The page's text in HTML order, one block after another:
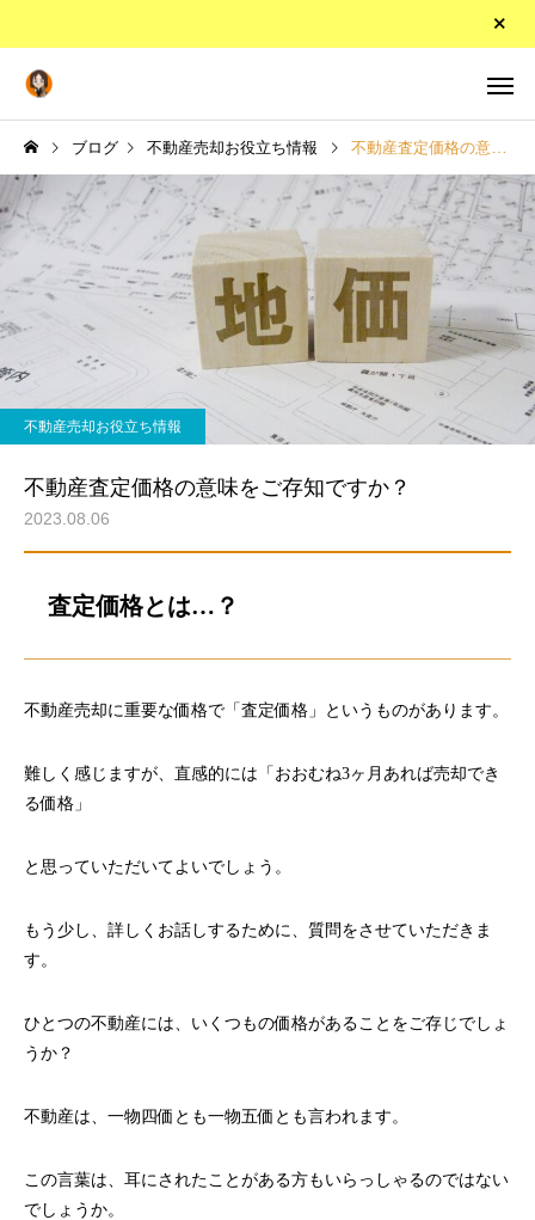
ブログ 不動産売却お役立ち情報 不動産査定価格の意味をご存知ですか？
不動産売却お役立ち情報
不動産査定価格の意味をご存知ですか？
2023.08.06
査定価格とは…？
不動産売却に重要な価格で「査定価格」というものがあります。
難しく感じますが、直感的には「おおむね3ヶ月あれば売却でき
る価格」
と思っていただいてよいでしょう。
もう少し、詳しくお話しするために、質問をさせていただきま
す。
ひとつの不動産には、いくつもの価格があることをご存じでしょ
うか？
不動産は、一物四価とも一物五価とも言われます。
この言葉は、耳にされたことがある方もいらっしゃるのではない
でしょうか。